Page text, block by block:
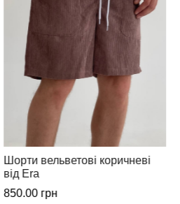
Джинси чоловічі широкі від Era
1,399.00